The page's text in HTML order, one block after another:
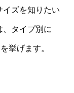
イズを知りたい
、タイプ別に
挙げます。